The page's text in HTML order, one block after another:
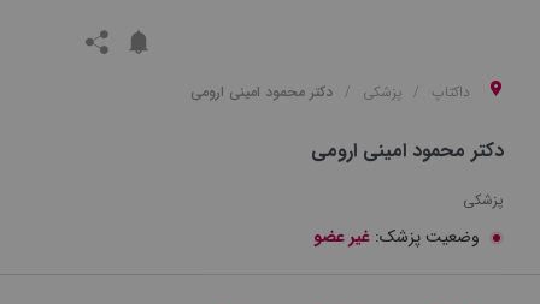
داکتاپ پزشکی دکتر محمود امینی ارومی
دکتر محمود امینی ارومی
پزشکی
وضعیت پزشک: غیر عضو